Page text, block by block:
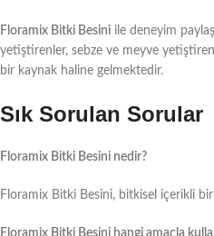
Floramix Bitki Besini ile deneyim
yetiştirenler, sebze ve meyve
bir kaynak haline gelmektedir.
Sık Sorulan Sorular
Floramix Bitki Besini nedir?
Floramix Bitki Besini, bitkisel içerikli
Floramix Bitki Besini hangi amaçla